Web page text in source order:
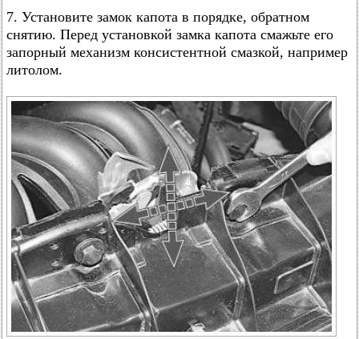
7. Установите замок капота в порядке, обратном
снятию. Перед установкой замка капота смажьте его
запорный механизм консистентной смазкой, например
литолом.